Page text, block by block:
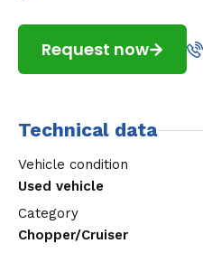
Request now
Technical data
Vehicle condition
Used vehicle
Category
Chopper/Cruiser